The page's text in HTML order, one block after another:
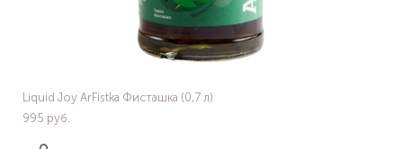
Liquid Joy ArFistka Фисташка (0,7 л)
995 pуб.